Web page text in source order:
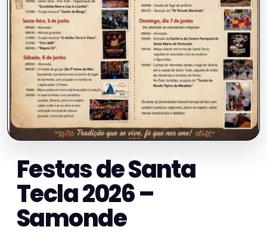
Festas de Santa
Tecla 2026 –
Samonde